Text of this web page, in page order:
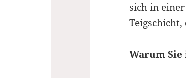
sich in
Warum